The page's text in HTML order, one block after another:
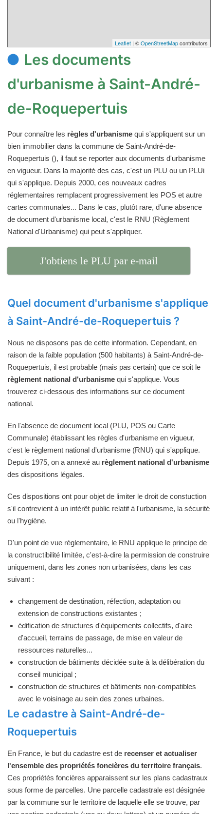
Leaflet | ©OpenStreetMapcontributors
Les documents
d'urbanisme à Saint-André-
de-Roquepertuis
Pour connaître les règles d'urbanisme qui s'appliquent sur un
bien immobilier dans la commune de Saint-André-de-
Roquepertuis (), il faut se reporter aux documents d'urbanisme
en vigueur. Dans la majorité des cas, c'est un PLU ou un PLUi
qui s'applique. Depuis 2000, ces nouveaux cadres
réglementaires remplacent progressivement les POS et autre
cartes communales... Dans le cas, plutôt rare, d'une absence
de document d'urbanisme local, c'est le RNU (Règlement
National d'Urbanisme) qui peut s'appliquer.
J'obtiens le PLU par e-mail
Quel document d'urbanisme s'applique
à Saint-André-de-Roquepertuis ?
Nous ne disposons pas de cette information. Cependant, en
raison de la faible population (500 habitants) à Saint-André-de-
Roquepertuis, il est probable (mais pas certain) que ce soit le
règlement national d'urbanisme qui s'applique. Vous
trouverez ci-dessous des informations sur ce document
national.
En l'absence de document local (PLU, POS ou Carte
Communale) établissant les règles d'urbanisme en vigueur,
c'est le règlement national d'urbanisme (RNU) qui s'applique.
Depuis 1975, on a annexé au règlement national d'urbanisme
des dispositions légales.
Ces dispositions ont pour objet de limiter le droit de constuction
s'il contrevient à un intérêt public relatif à l'urbanisme, la sécurité
ou l'hygiène.
D'un point de vue règlementaire, le RNU applique le principe de
la constructibilité limitée, c'est-à-dire la permission de construire
uniquement, dans les zones non urbanisées, dans les cas
suivant :
changement de destination, réfection, adaptation ou
extension de constructions existantes ;
édification de structures d'équipements collectifs, d'aire
d'accueil, terrains de passage, de mise en valeur de
ressources naturelles...
construction de bâtiments décidée suite à la délibération du
conseil municipal ;
construction de structures et bâtiments non-compatibles
avec le voisinage au sein des zones urbaines.
Le cadastre à Saint-André-de-
Roquepertuis
En France, le but du cadastre est de recenser et actualiser
l'ensemble des propriétés foncières du territoire français.
Ces propriétés foncières apparaissent sur les plans cadastraux
sous forme de parcelles. Une parcelle cadastrale est désignée
par la commune sur le territoire de laquelle elle se trouve, par